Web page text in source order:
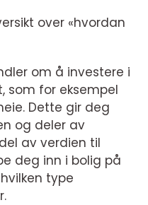
over «hvordan
om å investere i
som for eksempel
Dette gir deg
og deler av
av verdien til
deg inn i bolig på
type